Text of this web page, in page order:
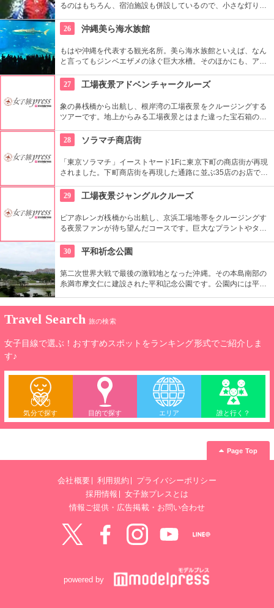
るのはもちろん、宿泊施設も併設しているので、小さな灯りを
生の宝物。オートキャンプ場もあるので、自然の中で満点の星
空が見られるかも。
26 沖縄美ら海水族館
もはや沖縄を代表する観光名所。美ら海水族館といえば、なん
と言ってもジンベエザメの泳ぐ巨大水槽。そのほかにも、アメ
しい生き物達から、イルカのショー、人工尾ビレで有名になっ
たイルカ「フジ」は無料ゾーンなのに充実した内容。
27 工場夜景アドベンチャークルーズ
象の鼻桟橋から出航し、根岸湾の工場夜景をクルージングする
ツアーです。地上からみる工場夜景とはまた違った宝石箱のよ
き、さらにロマンチックな演出をかもし出しています。
28 ソラマチ商店街
「東京ソラマチ」イーストヤード1Fに東京下町の商店街が再現
されました。下町商店街を再現した通路に並ぶ35店のお店で
町特有の風情を楽しむことができます。
29 工場夜景ジャングルクルーズ
ピア赤レンガ桟橋から出航し、京浜工場地帯をクルージングす
る夜景ファンが待ち望んだコースです。巨大なプラントやタン
工場夜景は迫力満点！カップル、友達、家族で楽しめます。
30 平和祈念公園
第二次世界大戦で最後の激戦地となった沖縄。その本島南部の
糸満市摩文仁に建設された平和記念公園です。公園内には平和
和記念像、慰霊塔などがあります。悲惨な戦争を知り、それを
未来の平和につなげるための学習の場として、また広い芝生で
のレクリエーションの場として親しまれています。
Travel Search 旅の検索
女子目線で選ぶ！おすすめスポットをランキング形式でご紹介しま
す♪
気分で探す 目的で探す エリア 誰と行く？
Page Top
会社概要 利用規約
プライバシーポリシー
採用情報
女子旅プレスとは
情報ご提供・広告掲載・お問い合わせ
powered by